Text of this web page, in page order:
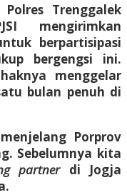
Trenggalek
mengirimkan
berpartisipasi
bergengsi ini.
menggelar
bulan penuh di
Porprov
Sebelumnya kita
partnerdi Jogja